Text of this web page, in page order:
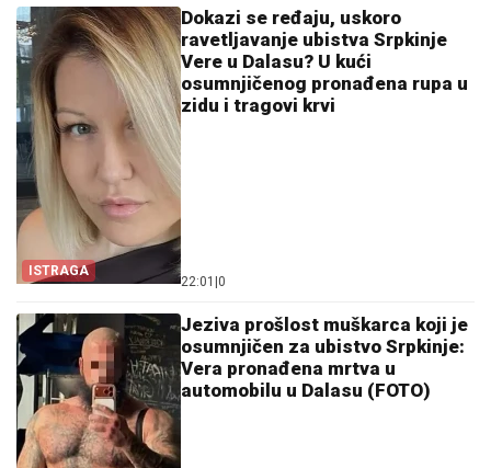
ISTRAGA
Dokazi se ređaju, uskoro
ravetljavanje ubistva Srpkinje
Vere u Dalasu? U kući
osumnjičenog pronađena rupa u
zidu i tragovi krvi
22:01 0
Jeziva prošlost muškarca koji je
osumnjičen za ubistvo Srpkinje:
Vera pronađena mrtva u
automobilu u Dalasu (FOTO)